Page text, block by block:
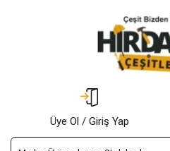
Üye Ol / Giriş Yap